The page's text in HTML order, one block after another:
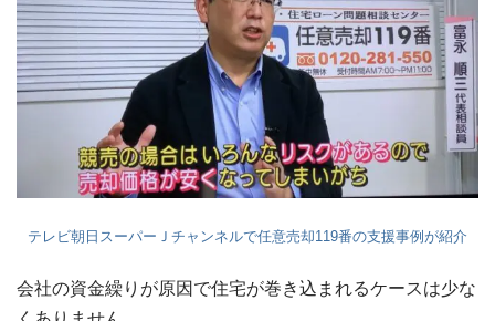
テレビ朝日スーパーＪチャンネルで任意売却119番の支援事例が紹介
会社の資金繰りが原因で住宅が巻き込まれるケースは少な